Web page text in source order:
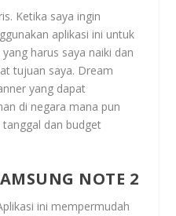
Ketika saya ingin
aplikasi ini untuk
harus saya naiki dan
tujuan saya. Dream
yang dapat
di negara mana pun
dan budget
NOTE 2
ini mempermudah